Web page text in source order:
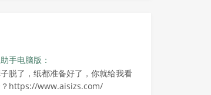
手电脑版：
脱了，纸都准备好了，你就给我看
https://www.aisizs.com/